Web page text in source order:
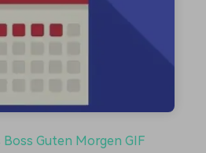
Boss Guten Morgen GIF